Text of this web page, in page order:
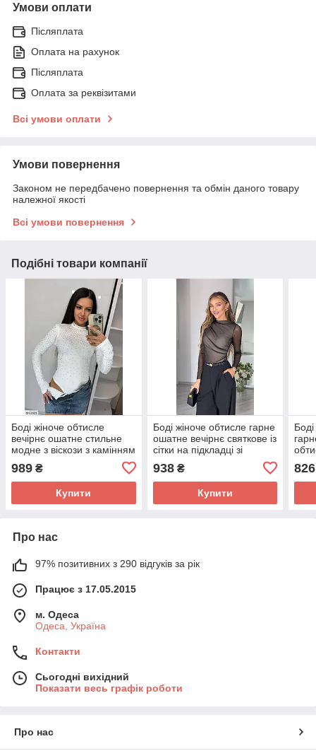
Умови оплати
Післяплата
Оплата на рахунок
Післяплата
Оплата за реквізитами
Всі умови оплати
Умови повернення
Законом не передбачено повернення та обмін даного товару
належної якості
Всі умови повернення
Подібні товари компанії
Боді жіноче обтисле
вечірнє ошатне стильне
модне з віскози з камінням
989 ₴
Купити
Боді жіноче обтисле гарне
ошатне вечірнє святкове із
сітки на підкладці зі
938₴
Купити
700
826
Про нас
97% позитивних з 290 відгуків за рік
Працює з 17.05.2015
м. Одеса
Одеса, Україна
Контакти
Сьогодні вихідний
Показати весь графік роботи
Про нас